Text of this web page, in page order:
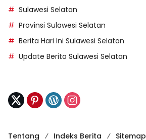
Sulawesi Selatan
Provinsi Sulawesi Selatan
Berita Hari Ini Sulawesi Selatan
Update Berita Sulawesi Selatan
Tentang Indeks Berita Sitemap